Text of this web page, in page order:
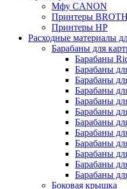
Мфу CANON
Принтеры
Принтеры HP
Расходные материалы
Барабаны для
Барабаны
Барабаны
Барабаны
Барабаны
Барабаны
Барабаны
Барабаны
Барабаны
Барабаны
Барабаны
Барабаны
Барабаны
Боковая крышка